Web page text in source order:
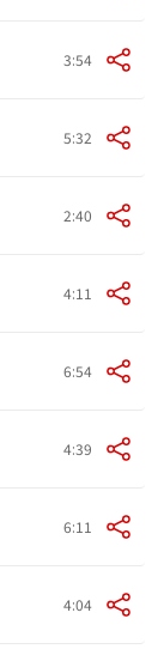
3:54
5:32
2:40
4:11
6:54
4:39
6:11
4:04